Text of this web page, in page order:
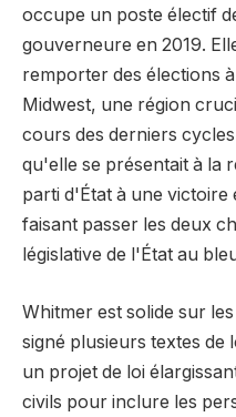
occupe un poste électif
gouverneure en 2019.
remporter des élections
Midwest, une région
cours des derniers
qu'elle se présentait à la
parti d'État à une
faisant passer les deux
législative de l'État au
Whitmer est solide sur
signé plusieurs textes de
un projet de loi
civils pour inclure les